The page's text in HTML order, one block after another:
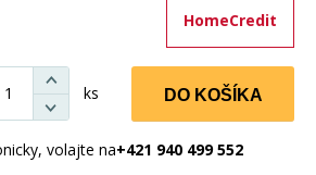
HomeCredit
ks DO KOŠÍKA
volajte na+421 940 499 552